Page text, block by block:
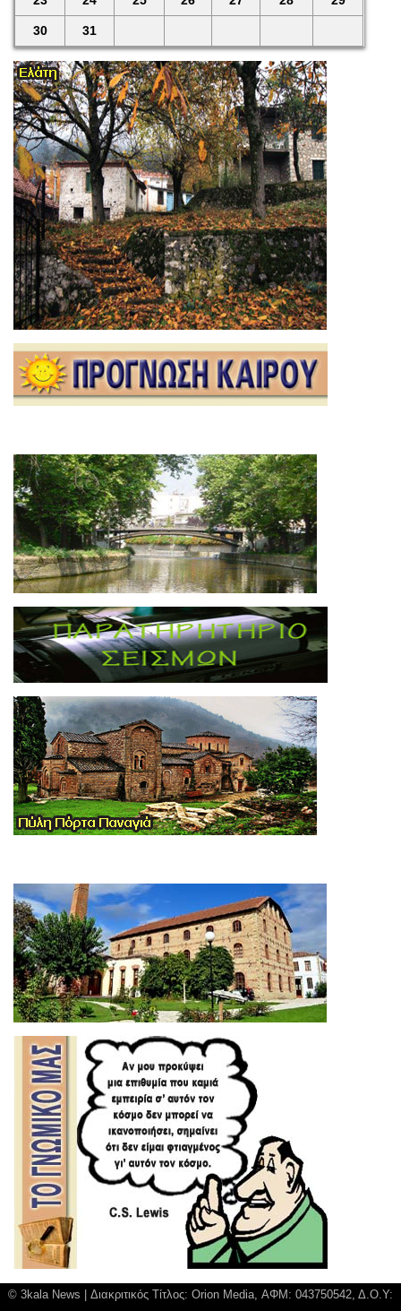
30 31
© 3kala News | Διακριτικός Τίτλος: Orion Media, ΑΦΜ: 043750542, Δ.Ο.Υ: